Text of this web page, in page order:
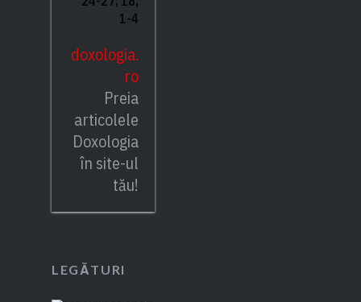
1-4
doxologia.
ro
Preia
articolele
Doxologia
în site-ul
tău!
LEGĂTURI